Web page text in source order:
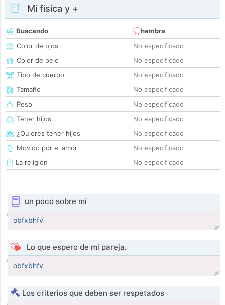
Mi física y +
Buscando
hembra
Color de ojos
No especificado
Color de pelo
No especificado
Tipo de cuerpo
No especificado
Tamaño
No especificado
Peso
No especificado
Tener hijos
No especificado
¿Quieres tener hijos
No especificado
Movido por el amor
No especificado
La religión
No especificado
un poco sobre mí
obfxbhfv
Lo que espero de mi pareja.
obfxbhfv
Los criterios que deben ser respetados